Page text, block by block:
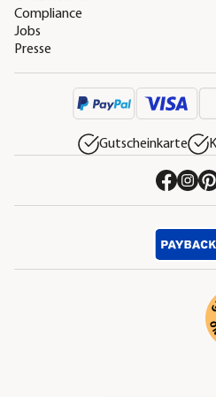
Compliance
Jobs
Presse
Gutscheinkarte